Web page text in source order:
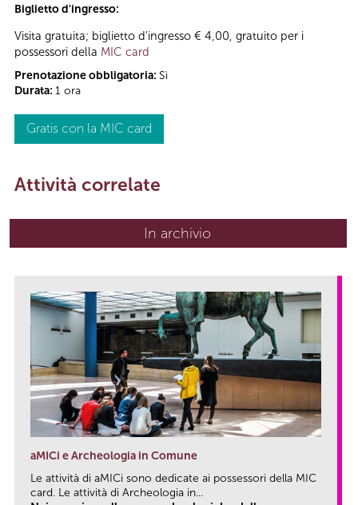
Biglietto d'ingresso:
Visita gratuita; biglietto d'ingresso € 4,00, gratuito per i
possessori della MIC card
Prenotazione obbligatoria: Sì
Durata: 1 ora
Gratis con la MIC card
Attività correlate
In archivio
aMICi e Archeologia in Comune
Le attività di aMICi sono dedicate ai possessori della MIC
card. Le attività di Archeologia in...